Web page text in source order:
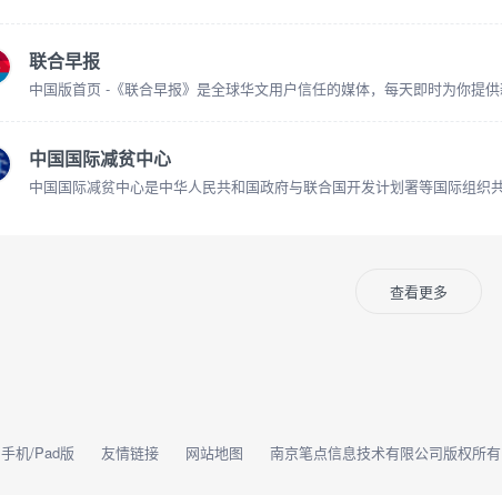
联合早报
中国国际减贫中心
查看更多
手机/Pad版 友情链接 网站地图 南京笔点信息技术有限公司版权所有